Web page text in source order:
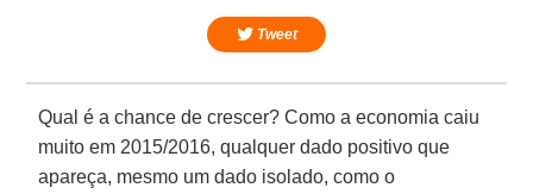
Tweet
Qual é a chance de crescer? Como a economia caiu
muito em 2015/2016, qualquer dado positivo que
apareça, mesmo um dado isolado, como o